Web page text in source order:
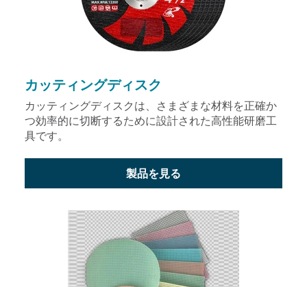
カッティングディスク
カッティングディスクは、さまざまな材料を正確か
つ効率的に切断するために設計された高性能研磨工
具です。
製品を見る